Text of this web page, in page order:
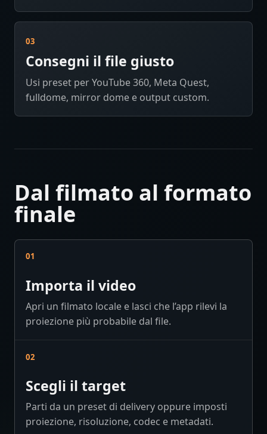
03
Consegni il file giusto
Usi preset per YouTube 360, Meta Quest,
fulldome, mirror dome e output custom.
Dal filmato al formato
finale
01
Importa il video
Apri un filmato locale e lasci che l’app rilevi la
proiezione più probabile dal file.
02
Scegli il target
Parti da un preset di delivery oppure imposti
proiezione, risoluzione, codec e metadati.